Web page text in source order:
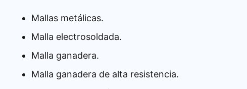
Mallas metálicas.
Malla electrosoldada.
Malla ganadera.
Malla ganadera de alta resistencia.